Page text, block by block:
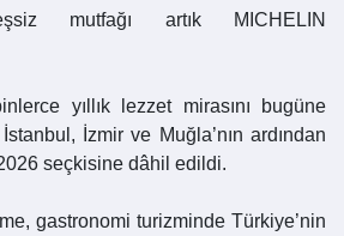
eşsiz mutfağı artık MICHELIN
yıllık lezzet mirasını bugüne
İzmir ve Muğla’nın ardından
seçkisine dâhil edildi.
gastronomi turizminde Türkiye’nin